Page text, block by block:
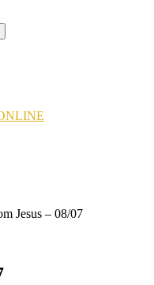
Jesus – 08/07